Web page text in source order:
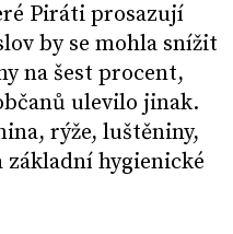
Piráti prosazují
by se mohla snížit
na šest procent,
ulevilo jinak.
rýže, luštěniny,
základní hygienické